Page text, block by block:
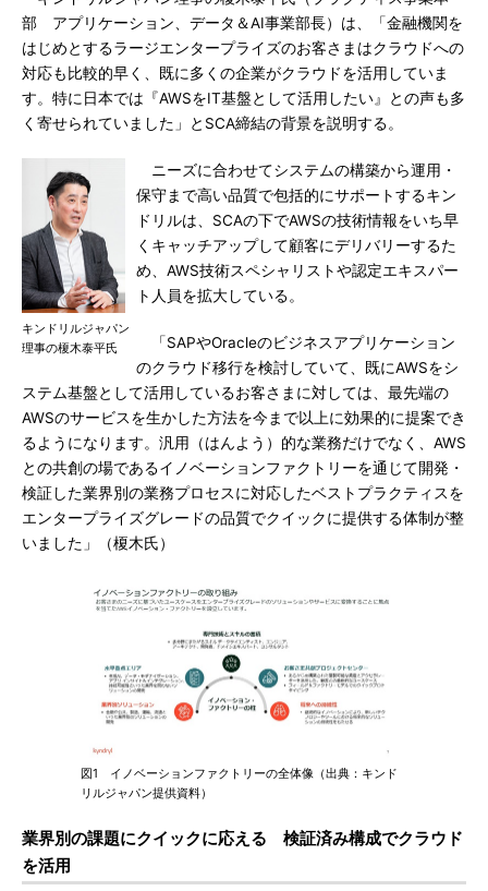
部 アプリケーション、データ＆AI事業部長）は、「金融機関を
はじめとするラージエンタープライズのお客さまはクラウドへの
対応も比較的早く、既に多くの企業がクラウドを活用していま
す。特に日本では『AWSをIT基盤として活用したい』との声も多
く寄せられていました」とSCA締結の背景を説明する。
キンドリルジャパン
理事の榎木泰平氏
ニーズに合わせてシステムの構築から運用・
保守まで高い品質で包括的にサポートするキン
ドリルは、SCAの下でAWSの技術情報をいち早
くキャッチアップして顧客にデリバリーするた
め、AWS技術スペシャリストや認定エキスパー
ト人員を拡大している。
「SAPやOracleのビジネスアプリケーション
のクラウド移行を検討していて、既にAWSをシ
ステム基盤として活用しているお客さまに対しては、最先端の
AWSのサービスを生かした方法を今まで以上に効果的に提案でき
るようになります。汎用（はんよう）的な業務だけでなく、AWS
との共創の場であるイノベーションファクトリーを通じて開発・
検証した業界別の業務プロセスに対応したベストプラクティスを
エンタープライズグレードの品質でクイックに提供する体制が整
いました」（榎木氏）
図1 イノベーションファクトリーの全体像（出典：キンド
リルジャパン提供資料）
業界別の課題にクイックに応える 検証済み構成でクラウド
を活用